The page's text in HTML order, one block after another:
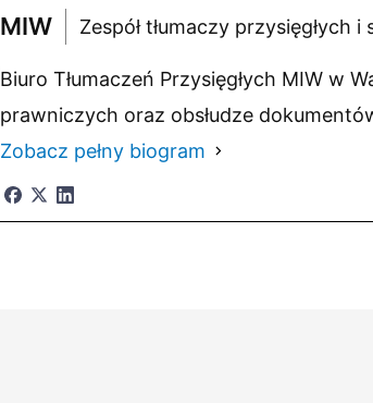
MIW Zespół tłumaczy przysięgłych
Biuro Tłumaczeń Przysięgłych MIW w
prawniczych oraz obsłudze
Zobacz pełny biogram